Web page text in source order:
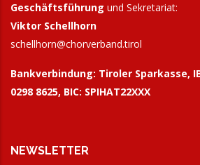
Geschäftsführung und Sekretariat:
Viktor Schellhorn
schellhorn@chorverband.tirol
Bankverbindung: Tiroler Sparkasse,
0298 8625, BIC: SPIHAT22XXX
NEWSLETTER